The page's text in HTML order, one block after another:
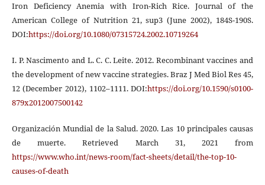
Iron Deficiency Anemia with Iron-Rich Rice. Journal of the
American College of Nutrition 21, sup3 (June 2002), 184S-190S.
DOI:https://doi.org/10.1080/07315724.2002.10719264
I. P. Nascimento and L. C. C. Leite. 2012. Recombinant vaccines and
the development of new vaccine strategies. Braz J Med Biol Res 45,
12 (December 2012), 1102–1111. DOI:https://doi.org/10.1590/s0100-
879x2012007500142
Organización Mundial de la Salud. 2020. Las 10 principales causas
de muerte. Retrieved March 31, 2021 from
https://www.who.int/news-room/fact-sheets/detail/the-top-10-
causes-of-death